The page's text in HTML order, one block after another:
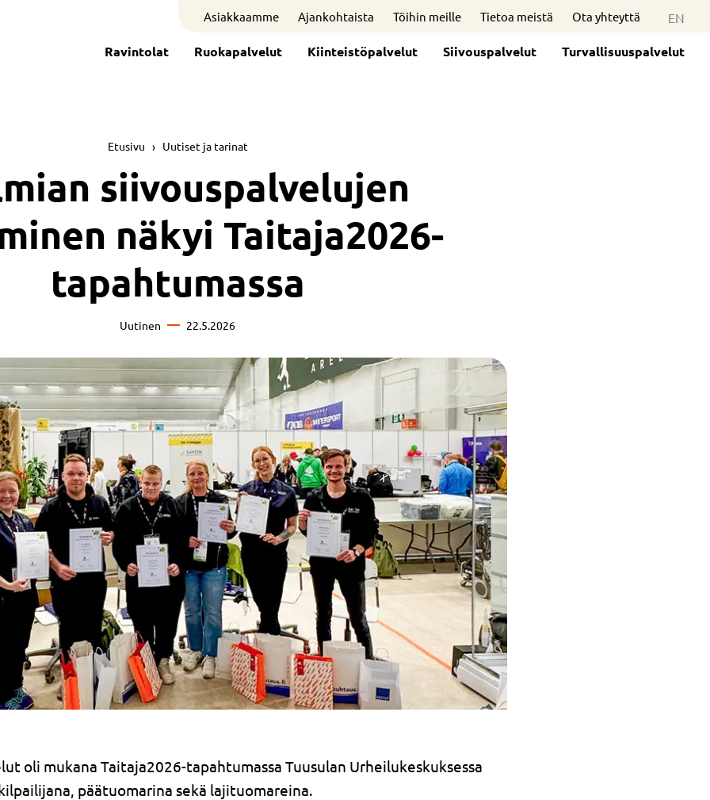
EN
Ravintolat Ruokapalvelut Kiinteistöpalvelut Siivouspalvelut Turvallisuuspalvelut
Asiakkaamme Ajankohtaista Töihin meille Tietoa meistä Ota yhteyttä
Etusivu › Uutiset ja tarinat
siivouspalvelujen
näkyi Taitaja2026-
tapahtumassa
Uutinen 22.5.2026
oli mukana Taitaja2026-tapahtumassa Tuusulan Urheilukeskuksessa
päätuomarina sekä lajituomareina.